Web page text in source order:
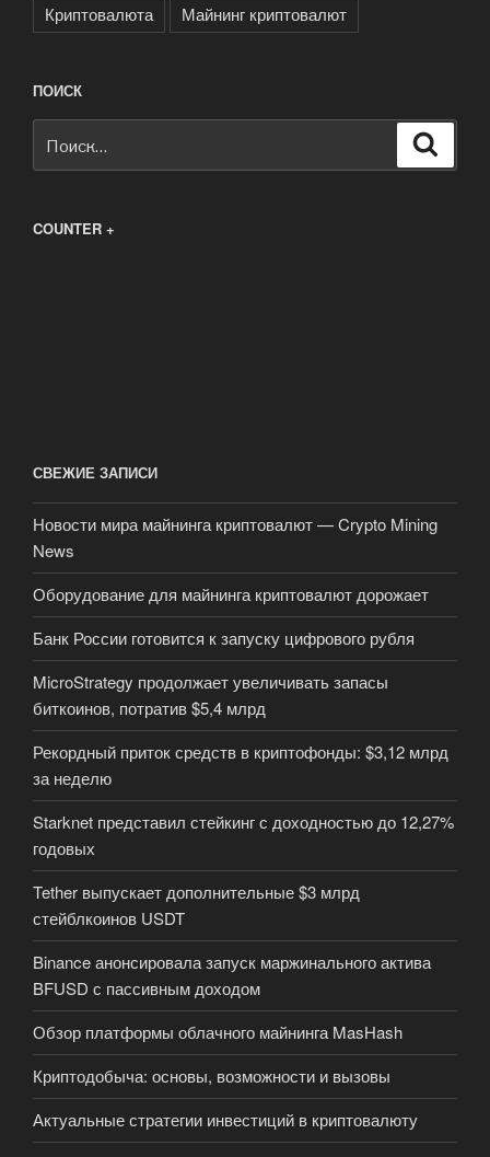
Криптовалюта
Майнинг криптовалют
ПОИСК
COUNTER +
СВЕЖИЕ ЗАПИСИ
Новости мира майнинга криптовалют — Crypto Mining
News
Оборудование для майнинга криптовалют дорожает
Банк России готовится к запуску цифрового рубля
MicroStrategy продолжает увеличивать запасы
биткоинов, потратив $5,4 млрд
Рекордный приток средств в криптофонды: $3,12 млрд
за неделю
Starknet представил стейкинг с доходностью до 12,27%
годовых
Tether выпускает дополнительные $3 млрд
стейблкоинов USDT
Binance анонсировала запуск маржинального актива
BFUSD с пассивным доходом
Обзор платформы облачного майнинга MasHash
Криптодобыча: основы, возможности и вызовы
Актуальные стратегии инвестиций в криптовалюту